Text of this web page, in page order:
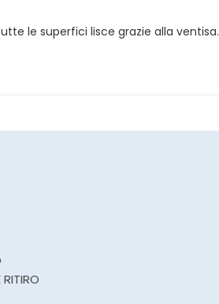
le superfici lisce grazie alla ventisa.